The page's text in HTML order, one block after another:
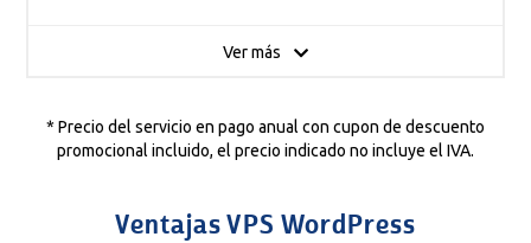
Ver más
* Precio del servicio en pago anual con cupon de descuento
promocional incluido, el precio indicado no incluye el IVA.
Ventajas VPS WordPress